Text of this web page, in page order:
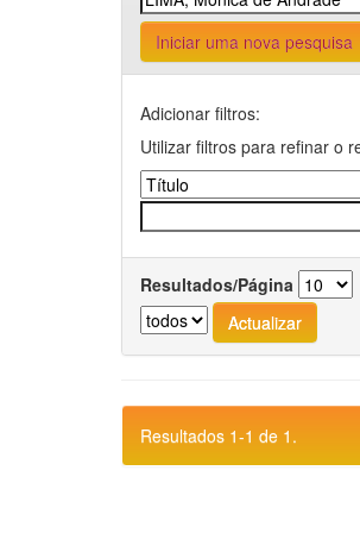
Iniciar uma nova pesquisa
Adicionar filtros:
Utilizar filtros para refinar o
Resultados/Página
Resultados 1-1 de 1.